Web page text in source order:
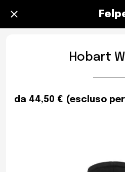
Hobart
da 44,50 € (escluso